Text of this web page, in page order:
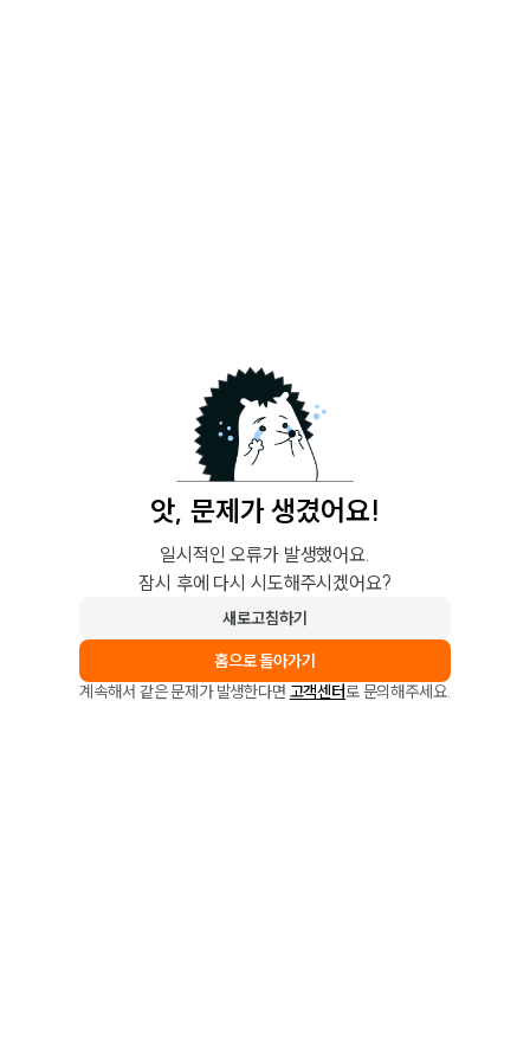
앗, 문제가 생겼어요!
일시적인 오류가 발생했어요.
잠시 후에 다시 시도해주시겠어요?
새로고침하기
홈으로 돌아가기
계속해서 같은 문제가 발생한다면 고객센터로 문의해주세요.